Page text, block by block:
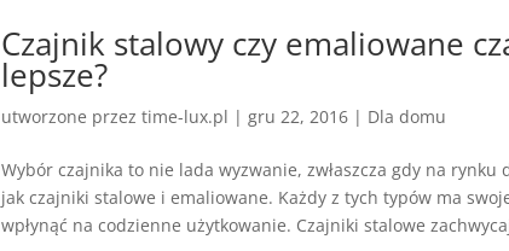
Czajnik stalowy czy emaliowane
lepsze?
utworzone przez time-lux.pl | gru 22, 2016| Dla domu
Wybór czajnika to nie lada wyzwanie, zwłaszcza gdy na
jak czajniki stalowe i emaliowane. Każdy z tych typów ma
wpłynąć na codzienne użytkowanie. Czajniki stalowe